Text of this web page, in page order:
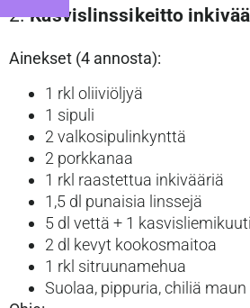
2.Kasvislinssikeitto
Ainekset (4 annosta):
1 rkl oliiviöljyä
1 sipuli
2 valkosipulinkynttä
2 porkkanaa
1 rkl raastettua inkivääriä
1,5 dl punaisia linssejä
5 dl vettä + 1
2 dl kevyt kookosmaitoa
1 rkl sitruunamehua
Suolaa, pippuria, chiliä